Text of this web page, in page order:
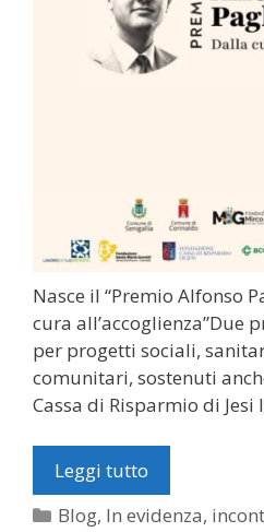
Nasce il “Premio Alfonso
cura all’accoglienza”Due
per progetti sociali,
comunitari, sostenuti
Cassa di Risparmio di Jesi
Leggi tutto
Categorie
Blog, In evidenza,